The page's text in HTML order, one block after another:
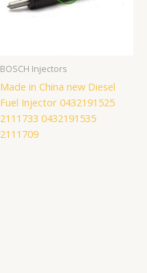
BOSCH Injectors
Made in China new Diesel
Fuel Injector 0432191525
2111733 0432191535
2111709